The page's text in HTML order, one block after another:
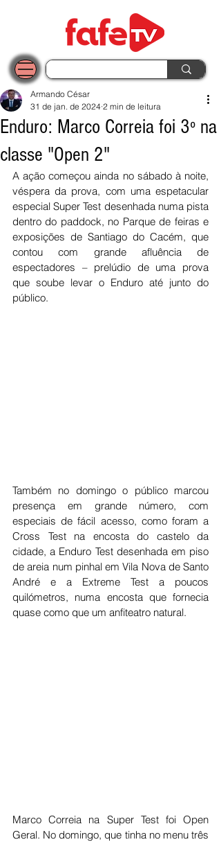
Enduro: Marco Correia foi 3º na
classe "Open 2"
Armando César
31 de jan. de 2024 2 min de leitura
A ação começou ainda no sábado à noite,
véspera da prova, com uma espetacular
especial Super Test desenhada numa pista
dentro do paddock, no Parque de feiras e
exposições de Santiago do Cacém, que
contou com grande afluência de
espectadores – prelúdio de uma prova
que soube levar o Enduro até junto do
público.
Também no domingo o público marcou
presença em grande número, com
especiais de fácil acesso, como foram a
Cross Test na encosta do castelo da
cidade, a Enduro Test desenhada em piso
de areia num pinhal em Vila Nova de Santo
André e a Extreme Test a poucos
quilómetros, numa encosta que fornecia
quase como que um anfiteatro natural.
Marco Correia na Super Test foi Open
Geral. No domingo, que tinha no menu três